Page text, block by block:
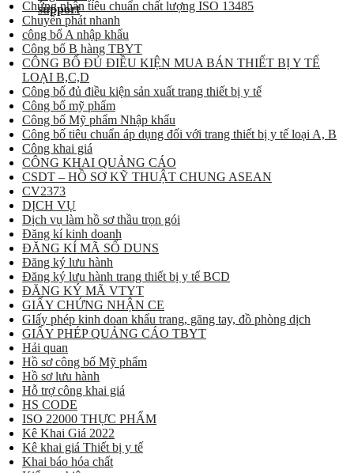
Chứng nhận tiêu chuẩn chất lượng ISO 13485
Chuyển phát nhanh
công bố A nhập khẩu
Công bố B hàng TBYT
CÔNG BỐ ĐỦ ĐIỀU KIỆN MUA BÁN THIẾT BỊ Y TẾ
LOẠI B,C,D
Công bố đủ điều kiện sản xuất trang thiết bị y tế
Công bố mỹ phẩm
Công bố Mỹ phẩm Nhập khẩu
Công bố tiêu chuẩn áp dụng đối với trang thiết bị y tế loại A, B
Công khai giá
CÔNG KHAI QUẢNG CÁO
CSDT – HỒ SƠ KỸ THUẬT CHUNG ASEAN
CV2373
DỊCH VỤ
Dịch vụ làm hồ sơ thầu trọn gói
Đăng kí kinh doanh
ĐĂNG KÍ MÃ SỐ DUNS
Đăng ký lưu hành
Đăng ký lưu hành trang thiết bị y tế BCD
ĐĂNG KÝ MÃ VTYT
GIẤY CHỨNG NHẬN CE
GIấy phép kinh doan khẩu trang, găng tay, đồ phòng dịch
GIẤY PHÉP QUẢNG CÁO TBYT
Hải quan
Hồ sơ công bố Mỹ phẩm
Hồ sơ lưu hành
Hỗ trợ công khai giá
HS CODE
ISO 22000 THỰC PHẨM
Kê Khai Giá 2022
Kê khai giá Thiết bị y tế
Khai báo hóa chất